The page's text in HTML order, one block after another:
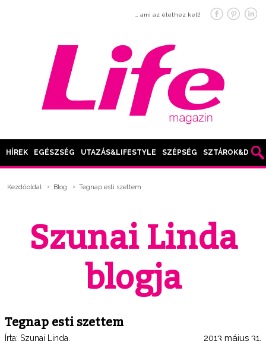
… ami az élethez kell!
HÍREK EGÉSZSÉG UTAZÁS&LIFESTYLE SZÉPSÉG SZTÁROK&DIVAT
Kezdőoldal Blog Tegnap esti szettem
Szunai Linda
blogja
Tegnap esti szettem
Írta: Szunai Linda 2013 május 31.